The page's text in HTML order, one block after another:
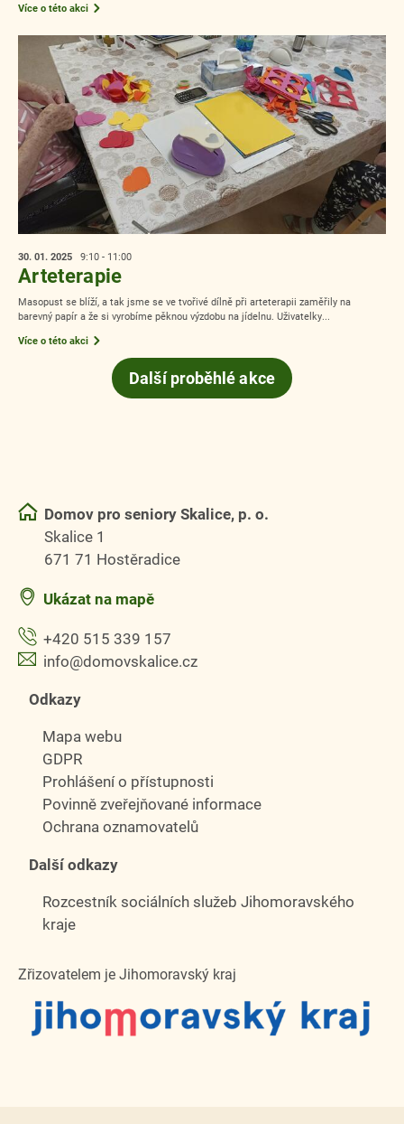
Více o této akci
30. 01. 2025 9:10 - 11:00
Arteterapie
Masopust se blíží, a tak jsme se ve tvořivé dílně při arteterapii zaměřily na
barevný papír a že si vyrobíme pěknou výzdobu na jídelnu. Uživatelky...
Více o této akci
Další proběhlé akce
Domov pro seniory Skalice, p. o.
Skalice 1
671 71 Hostěradice
Ukázat na mapě
+420 515 339 157
info@domovskalice.cz
Odkazy
Mapa webu
GDPR
Prohlášení o přístupnosti
Povinně zveřejňované informace
Ochrana oznamovatelů
Další odkazy
Rozcestník sociálních služeb Jihomoravského
kraje
Zřizovatelem je Jihomoravský kraj